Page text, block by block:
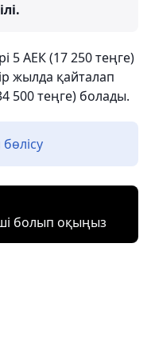
5 АЕК (17 250 теңге)
жылда қайталап
500 теңге) болады.
болып оқыңыз